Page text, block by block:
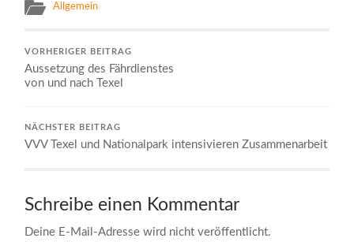
Allgemein
VORHERIGER BEITRAG
Aussetzung des Fährdienstes
von und nach Texel
NÄCHSTER BEITRAG
VVV Texel und Nationalpark intensivieren Zusammenarbeit
Schreibe einen Kommentar
Deine E-Mail-Adresse wird nicht veröffentlicht.